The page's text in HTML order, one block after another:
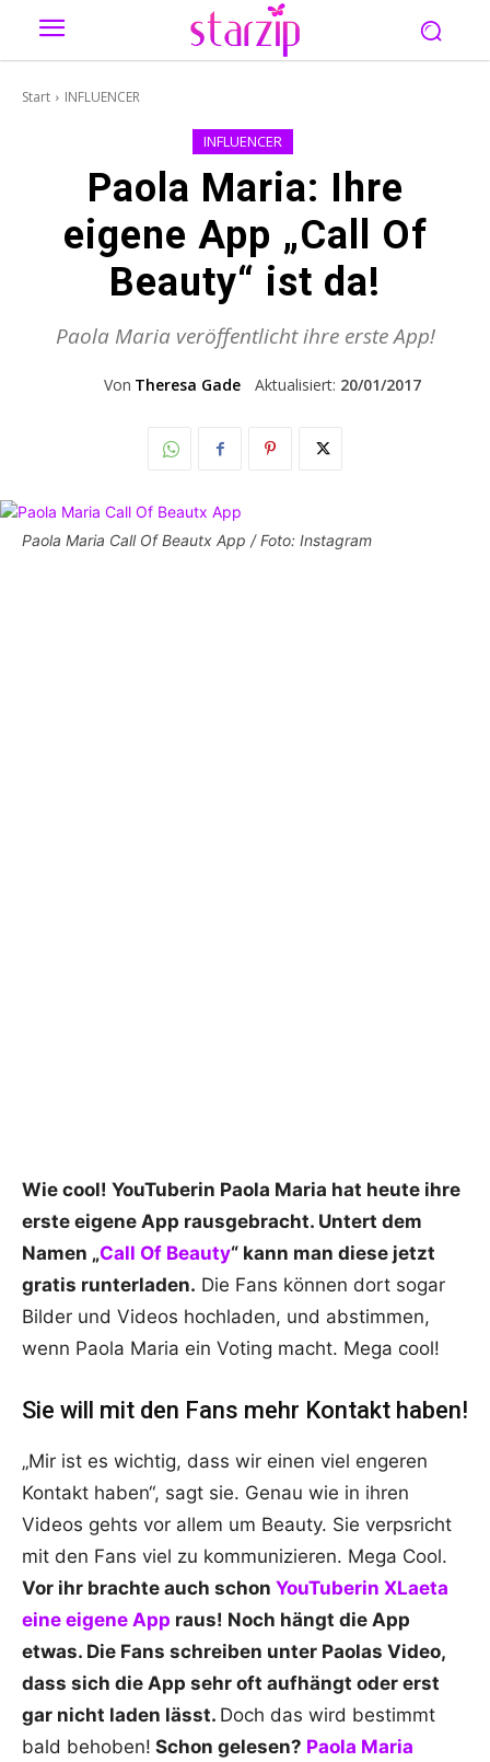
Start INFLUENCER
INFLUENCER
Paola Maria: Ihre
eigene App „Call Of
Beauty“ ist da!
Paola Maria veröffentlicht ihre erste App!
Von Theresa Gade Aktualisiert: 20/01/2017
Paola Maria Call Of Beautx App / Foto: Instagram
Wie cool! YouTuberin Paola Maria hat heute ihre
erste eigene App rausgebracht. Untert dem
Namen „Call Of Beauty“ kann man diese jetzt
gratis runterladen. Die Fans können dort sogar
Bilder und Videos hochladen, und abstimmen,
wenn Paola Maria ein Voting macht. Mega cool!
Sie will mit den Fans mehr Kontakt haben!
„Mir ist es wichtig, dass wir einen viel engeren
Kontakt haben“, sagt sie. Genau wie in ihren
Videos gehts vor allem um Beauty. Sie verpsricht
mit den Fans viel zu kommunizieren. Mega Cool.
Vor ihr brachte auch schon YouTuberin XLaeta
eine eigene App raus! Noch hängt die App
etwas. Die Fans schreiben unter Paolas Video,
dass sich die App sehr oft aufhängt oder erst
gar nicht laden lässt. Doch das wird bestimmt
bald behoben! Schon gelesen? Paola Maria